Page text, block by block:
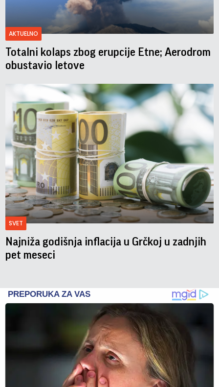
AKTUELNO
Totalni kolaps zbog erupcije Etne; Aerodrom
obustavio letove
SVET
Najniža godišnja inflacija u Grčkoj u zadnjih
pet meseci